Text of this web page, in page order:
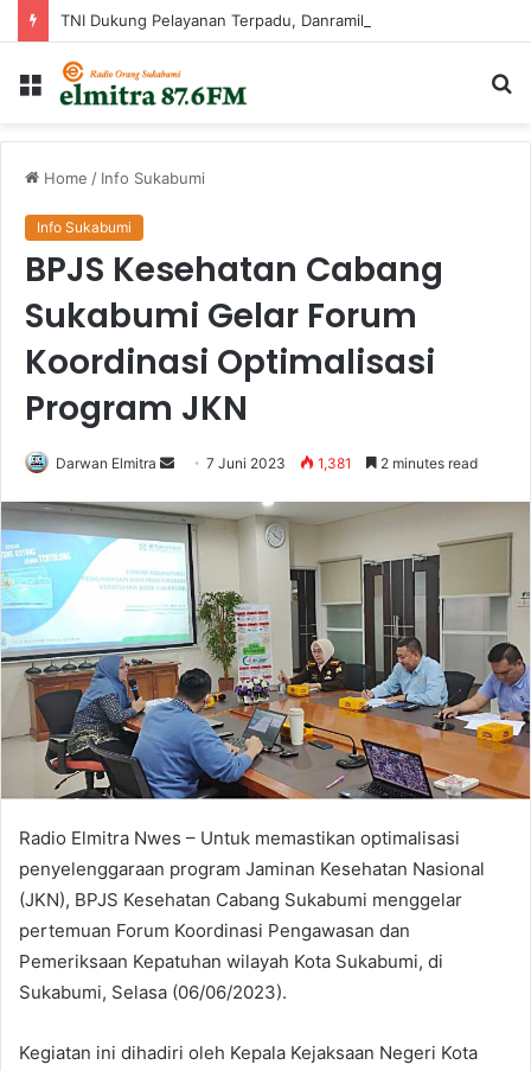
Menu
Home / Info Sukabumi
Info Sukabumi
BPJS Kesehatan Cabang
Sukabumi Gelar Forum
Koordinasi Optimalisasi
Program JKN
Darwan Elmitra
Send
email
7 Juni 2023 1,381 2 minutes read
Radio Elmitra Nwes – Untuk memastikan optimalisasi
penyelenggaraan program Jaminan Kesehatan Nasional
(JKN), BPJS Kesehatan Cabang Sukabumi menggelar
pertemuan Forum Koordinasi Pengawasan dan
Pemeriksaan Kepatuhan wilayah Kota Sukabumi, di
Sukabumi, Selasa (06/06/2023).
Kegiatan ini dihadiri oleh Kepala Kejaksaan Negeri Kota